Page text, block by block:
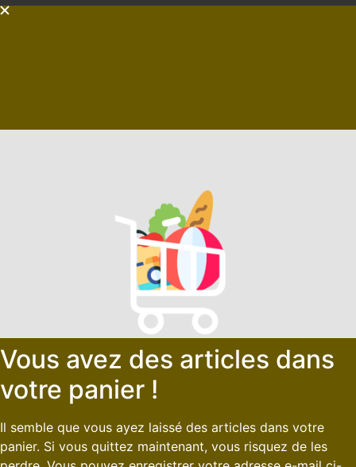
Vous avez des articles dans
votre panier !
Il semble que vous ayez laissé des articles dans votre
panier. Si vous quittez maintenant, vous risquez de les